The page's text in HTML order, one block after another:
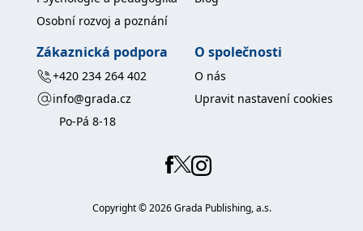
Osobní rozvoj a poznání
Zákaznická podpora
+420 234 264 402
info@grada.cz
Po-Pá 8-18
O společnosti
O nás
Upravit nastavení cookies
Copyright ©2026Grada Publishing, a.s.